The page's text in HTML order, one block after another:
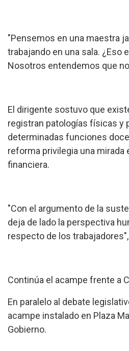
"Pensemos en una maestra
trabajando en una sala. ¿Eso
Nosotros entendemos que
El dirigente sostuvo que
registran patologías físicas y
determinadas funciones
reforma privilegia una mirada
financiera.
"Con el argumento de la
deja de lado la perspectiva
respecto de los
Continúa el acampe frente a
En paralelo al debate
acampe instalado en Plaza
Gobierno.